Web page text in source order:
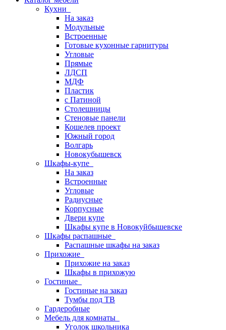
Кухни
На заказ
Модульные
Встроенные
Готовые кухонные гарнитуры
Угловые
Прямые
ЛДСП
МДФ
Пластик
с Патиной
Столешницы
Стеновые панели
Кошелев проект
Южный город
Волгарь
Новокубышевск
Шкафы-купе
На заказ
Встроенные
Угловые
Радиусные
Корпусные
Двери купе
Шкафы купе в Новокуйбышевске
Шкафы распашные
Распашные шкафы на заказ
Прихожие
Прихожие на заказ
Шкафы в прихожую
Гостиные
Гостиные на заказ
Тумбы под ТВ
Гардеробные
Мебель для комнаты
Уголок школьника